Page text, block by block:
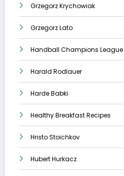
Grzegorz Krychowiak
Grzegorz Lato
Handball Champions League
Harald Rodlauer
Harde Babki
Healthy Breakfast Recipes
Hristo Stoichkov
Hubert Hurkacz